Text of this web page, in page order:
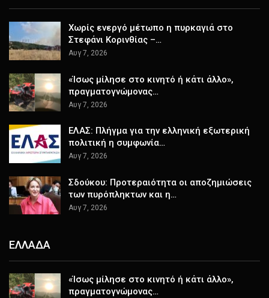
Χωρίς ενεργό μέτωπο η πυρκαγιά στο
Στεφάνι Κορινθίας –…
Αυγ 7, 2026
«Ίσως μίλησε στο κινητό ή κάτι άλλο»,
πραγματογνώμονας…
Αυγ 7, 2026
ΕΛΑΣ: Πλήγμα για την ελληνική εξωτερική
πολιτική η συμφωνία…
Αυγ 7, 2026
Σδούκου: Προτεραιότητα οι αποζημιώσεις
των πυρόπληκτων και η…
Αυγ 7, 2026
ΕΛΛΑΔΑ
«Ίσως μίλησε στο κινητό ή κάτι άλλο»,
πραγματογνώμονας…